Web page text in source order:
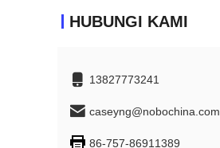
HUBUNGI KAMI
13827773241
caseyng@nobochina.com
86-757-86911389